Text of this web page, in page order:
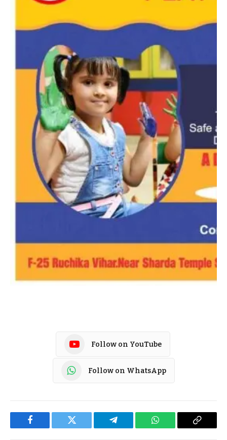
Follow on YouTube
Follow on WhatsApp
Facebook Twitter Telegram WhatsApp Copy